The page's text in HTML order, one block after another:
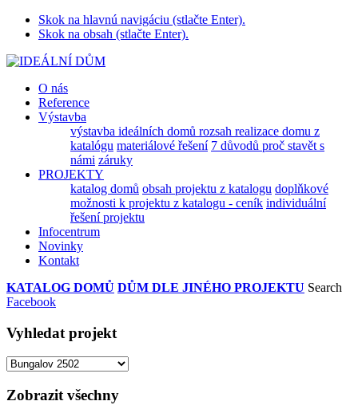
Skok na hlavnú navigáciu (stlačte Enter).
Skok na obsah (stlačte Enter).
O nás
Reference
Výstavba
výstavba ideálních domů rozsah realizace domu z
katalógu materiálové řešení 7 důvodů proč stavět s
námi záruky
PROJEKTY
katalog domů obsah projektu z katalogu doplňkové
možnosti k projektu z katalogu - ceník individuální
řešení projektu
Infocentrum
Novinky
Kontakt
KATALOG DOMŮ DŮM DLE JINÉHO PROJEKTU Search
Facebook
Vyhledat projekt
Zobrazit všechny